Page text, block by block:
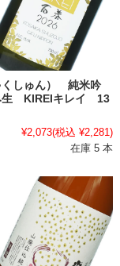
くしゅん） 純米吟
KIREIキレイ 13
¥2,073(税込 ¥2,281)
在庫 5 本